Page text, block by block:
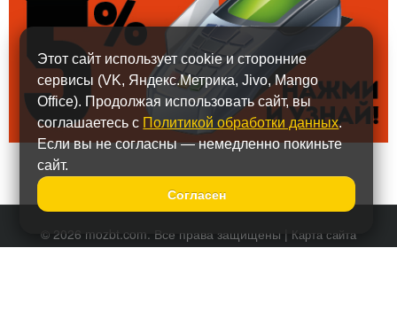
© 2026 mozbt.com. Все права защищены | Карта сайта
Этот сайт использует cookie и сторонние
сервисы (VK, Яндекс.Метрика, Jivo, Mango
Office). Продолжая использовать сайт, вы
соглашаетесь с Политикой обработки данных.
Если вы не согласны — немедленно покиньте
сайт.
Согласен